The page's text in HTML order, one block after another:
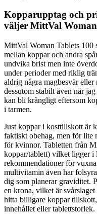
Kopparupptag och
väljer MittVal Woman
MittVal Woman Tablets 100
mellan koppar och andra
undvika brist men inte
under perioder med riklig
aldrig några magbesvär
dessutom stabilt även när
kan bli krångligt eftersom
i tarmen.
Just koppar i kosttillskott är
faktiskt obehag, men för lite
för kvinnor. Tabletten från
koppar/tablett) vilket ligger i
rekommendationer för
multivitamin även har
dig som planerar graviditet.
en krona, vilket är
hitta billigare koppar
innehållet eller tablettstorlek.